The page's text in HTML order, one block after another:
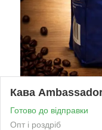
Кава
Готово до відправки
Опт і роздріб